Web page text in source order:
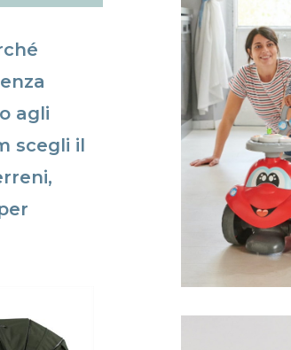
agli
scegli il